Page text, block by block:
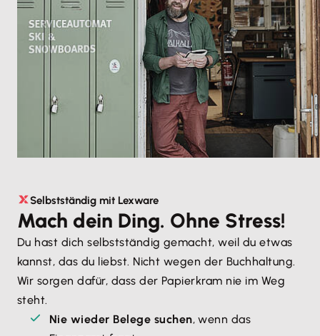
Selbstständig mit Lexware
Mach dein Ding. Ohne Stress!
Du hast dich selbstständig gemacht, weil du etwas
kannst, das du liebst. Nicht wegen der Buchhaltung.
Wir sorgen dafür, dass der Papierkram nie im Weg
steht.
Nie wieder Belege suchen, wenn das